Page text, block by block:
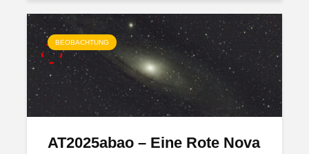
BEOBACHTUNG
AT2025abao – Eine Rote Nova